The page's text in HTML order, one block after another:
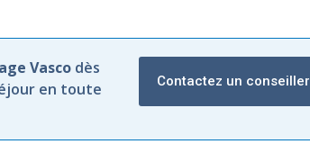
Vascodès
en toute
Contactez un conseiller